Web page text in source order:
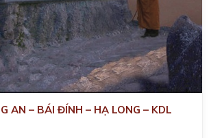
AN – BÁI ĐÍNH – HẠ LONG – KDL